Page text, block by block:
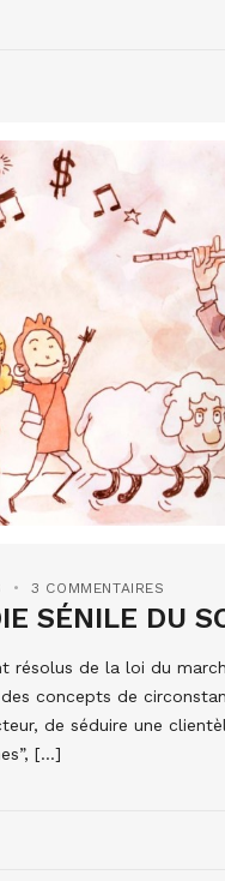
3 COMMENTAIRES
SÉNILE DU
résolus de la loi du
concepts de
de séduire une
[…]